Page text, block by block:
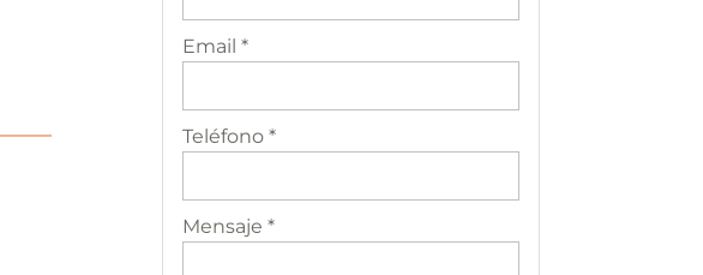
Email *
Teléfono *
Mensaje *